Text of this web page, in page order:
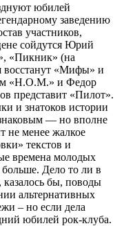
юбилей
заведению
участников,
сойдутся Юрий
«Пикник» (на
восстанут «Мифы» и
«Н.О.М.» и Федор
представит «Пилот».
и знатоков истории
знаковым — но вполне
не менее жалкое
текстов и
времена молодых
Дело то ли в
казалось бы, поводы
альтернативных
– но если дела
юбилей рок-клуба.